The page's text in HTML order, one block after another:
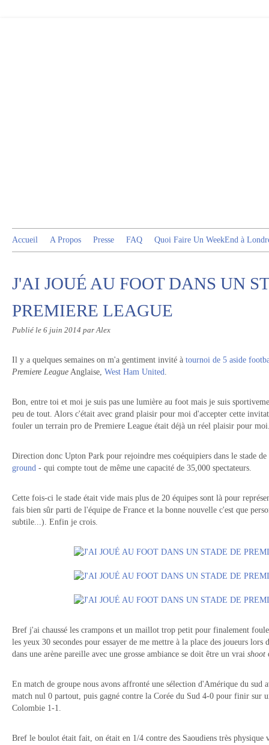
Accueil A Propos Presse FAQ Quoi Faire Un WeekEnd à
J'AI JOUÉ AU FOOT DANS UN
PREMIERE LEAGUE
Publié le 6 juin 2014 par Alex
Il y a quelques semaines on m'a gentiment invité à tournoi de 5 aside
Premiere League Anglaise, West Ham United.
Bon, entre toi et moi je suis pas une lumière au foot mais je suis
peu de tout. Alors c'était avec grand plaisir pour moi d'accepter cette
fouler un terrain pro de Premiere League était déjà un réel plaisir pour
Direction donc Upton Park pour rejoindre mes coéquipiers dans le stade
ground - qui compte tout de même une capacité de 35,000 spectateurs.
Cette fois-ci le stade était vide mais plus de 20 équipes sont là pour
fais bien sûr parti de l'équipe de France et la bonne nouvelle c'est que
subtile...). Enfin je crois.
Bref j'ai chaussé les crampons et un maillot trop petit pour finalement
les yeux 30 secondes pour essayer de me mettre à la place des joueurs
dans une arène pareille avec une grosse ambiance se doit être un vrai shoot
En match de groupe nous avons affronté une sélection d'Amérique du sud
match nul 0 partout, puis gagné contre la Corée du Sud 4-0 pour finir sur
Colombie 1-1.
Bref le boulot était fait, on était en 1/4 contre des Saoudiens très physique